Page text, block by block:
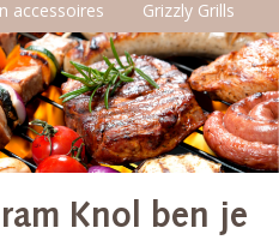
accessoires Grizzly Grills
Knol ben je